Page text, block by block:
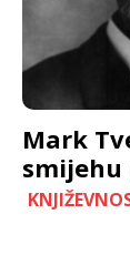
Mark
smijehu